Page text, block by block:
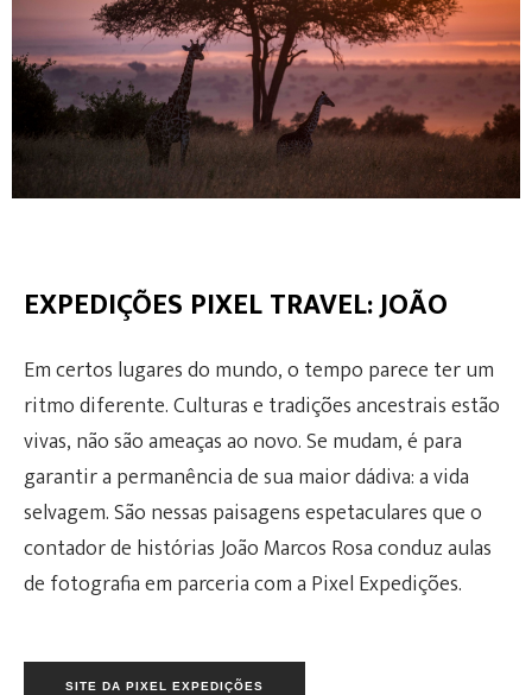
EXPEDIÇÕES PIXEL TRAVEL: JOÃO
Em certos lugares do mundo, o tempo parece ter um
ritmo diferente. Culturas e tradições ancestrais estão
vivas, não são ameaças ao novo. Se mudam, é para
garantir a permanência de sua maior dádiva: a vida
selvagem. São nessas paisagens espetaculares que o
contador de histórias João Marcos Rosa conduz aulas
de fotografia em parceria com a Pixel Expedições.
SITE DA PIXEL EXPEDIÇÕES